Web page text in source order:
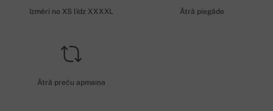
Izmēri no XS līdz XXXXL Ātrā piegāde
Ātrā preču apmaiņa